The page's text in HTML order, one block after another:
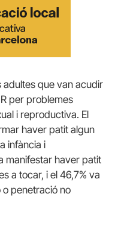
adultes que van acudir
per problemes
i reproductiva. El
haver patit algun
infància i
manifestar haver patit
a tocar, i el 46,7% va
penetració no